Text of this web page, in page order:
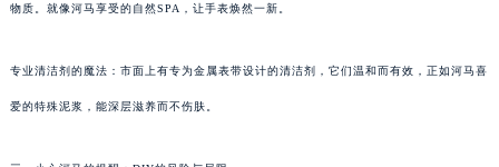
物质。就像河马享受的自然SPA，让手表焕然一新。
专业清洁剂的魔法：市面上有专为金属表带设计的清洁剂，它们温和而有效，正如河马喜
爱的特殊泥浆，能深层滋养而不伤肤。